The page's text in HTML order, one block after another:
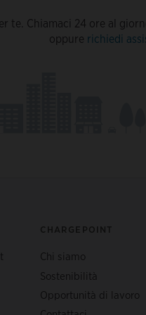
te. Chiamaci 24 ore al
oppure richiedi
CHARGEPOINT
Chi siamo
Sostenibilità
Opportunità di lavoro